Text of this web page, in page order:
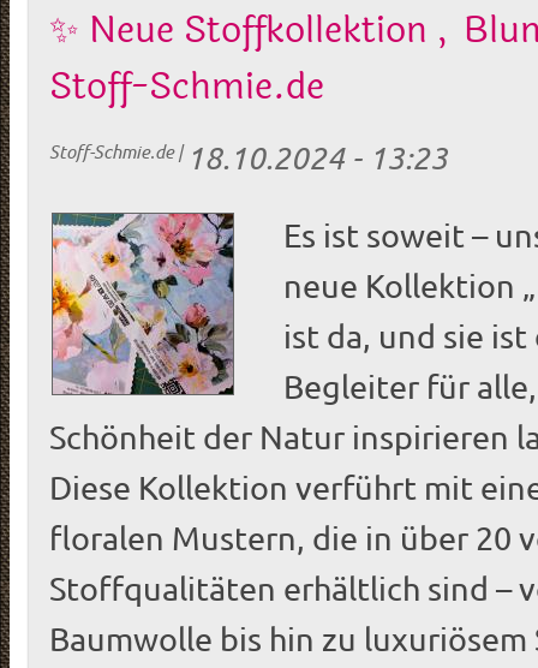
✨ Neue Stoffkollektion
Stoff-Schmie.de
Stoff-Schmie.de| 18.10.2024 - 13:23
Es ist soweit –
neue Kollektion
ist da, und sie
Begleiter für
Schönheit der Natur inspirieren
Diese Kollektion verführt mit
floralen Mustern, die in über 20
Stoffqualitäten erhältlich sind –
Baumwolle bis hin zu